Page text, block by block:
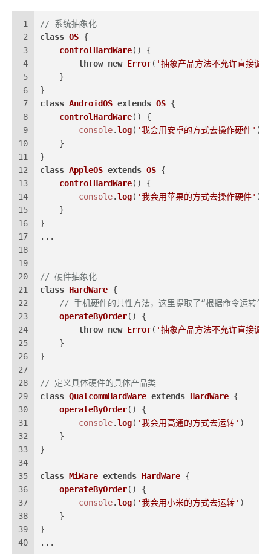
1
2
3
4
5
6
7
8
9
10
11
12
13
14
15
16
17
18
19
20
21
22
23
24
25
26
27
28
29
30
31
32
33
34
35
36
37
38
39
40
// 系统抽象化
class OS {
controlHardWare( ) {
throw new Error( '抽象产品方法不允许直接调
    }
}
class AndroidOS extends OS {
controlHardWare( ) {
console.log( '我会用安卓的方式去操作硬件' )
    }
}
class AppleOS extends OS {
controlHardWare( ) {
console.log( '我会用苹果的方式去操作硬件' )
    }
}
...
// 硬件抽象化
class HardWare {
// 手机硬件的共性方法，这里提取了“根据命令运转”
operateByOrder( ) {
throw new Error( '抽象产品方法不允许直接调
    }
}
// 定义具体硬件的具体产品类
class QualcommHardWare extends HardWare {
operateByOrder( ) {
console.log( '我会用高通的方式去运转' )
    }
}
class MiWare extends HardWare {
operateByOrder( ) {
console.log( '我会用小米的方式去运转' )
    }
}
...